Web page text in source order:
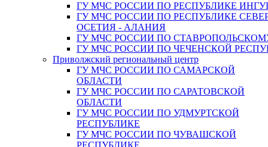
ГУ МЧС РОССИИ ПО РЕСПУБЛИКЕ
ГУ МЧС РОССИИ ПО РЕСПУБЛИКЕ
ОСЕТИЯ - АЛАНИЯ
ГУ МЧС РОССИИ ПО
ГУ МЧС РОССИИ ПО ЧЕЧЕНСКОЙ
Приволжский региональный центр
ГУ МЧС РОССИИ ПО САМАРСКОЙ
ОБЛАСТИ
ГУ МЧС РОССИИ ПО САРАТОВСКОЙ
ОБЛАСТИ
ГУ МЧС РОССИИ ПО УДМУРТСКОЙ
РЕСПУБЛИКЕ
ГУ МЧС РОССИИ ПО ЧУВАШСКОЙ
РЕСПУБЛИКЕ